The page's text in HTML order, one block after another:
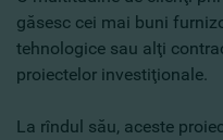
găsesc cei mai buni
tehnologice sau alţi
proiectelor investiţionale.
La rîndul său, aceste